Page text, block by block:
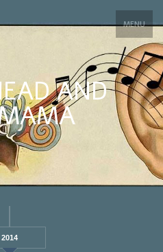
MENU
AND
2014